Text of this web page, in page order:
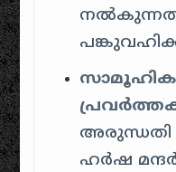
സാമൂഹിക
അരുന്ധതി
ഹർഷ